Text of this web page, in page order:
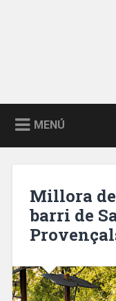
MENÚ
Millora
barri de